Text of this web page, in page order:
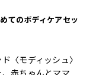
てのボディケアセッ
〈モディッシュ〉
赤ちゃんとママ